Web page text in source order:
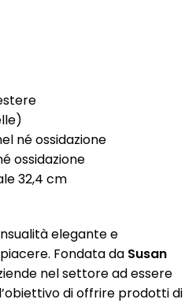
né ossidazione
ossidazione
32,4 cm
elegante e
Fondata da Susan
nel settore ad essere
di offrire prodotti di